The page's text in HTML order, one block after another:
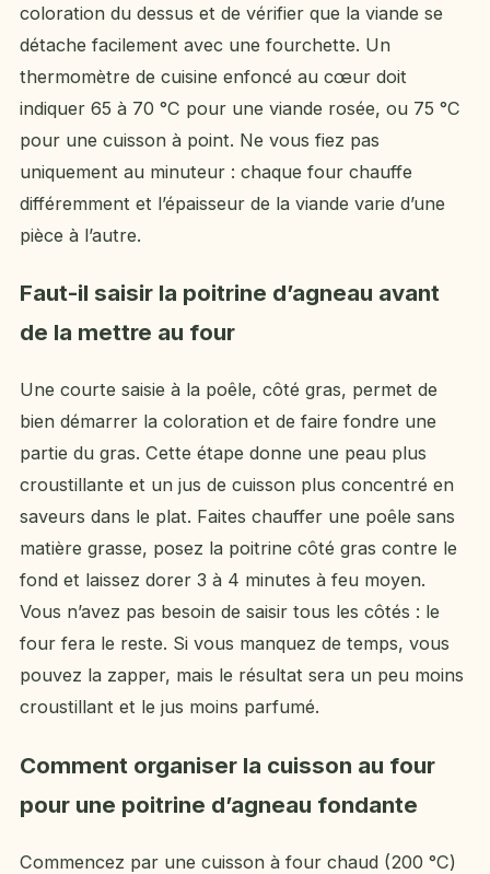
coloration du dessus et de vérifier que la viande se
détache facilement avec une fourchette. Un
thermomètre de cuisine enfoncé au cœur doit
indiquer 65 à 70 °C pour une viande rosée, ou 75 °C
pour une cuisson à point. Ne vous fiez pas
uniquement au minuteur : chaque four chauffe
différemment et l’épaisseur de la viande varie d’une
pièce à l’autre.
Faut-il saisir la poitrine d’agneau avant
de la mettre au four
Une courte saisie à la poêle, côté gras, permet de
bien démarrer la coloration et de faire fondre une
partie du gras. Cette étape donne une peau plus
croustillante et un jus de cuisson plus concentré en
saveurs dans le plat. Faites chauffer une poêle sans
matière grasse, posez la poitrine côté gras contre le
fond et laissez dorer 3 à 4 minutes à feu moyen.
Vous n’avez pas besoin de saisir tous les côtés : le
four fera le reste. Si vous manquez de temps, vous
pouvez la zapper, mais le résultat sera un peu moins
croustillant et le jus moins parfumé.
Comment organiser la cuisson au four
pour une poitrine d’agneau fondante
Commencez par une cuisson à four chaud (200 °C)